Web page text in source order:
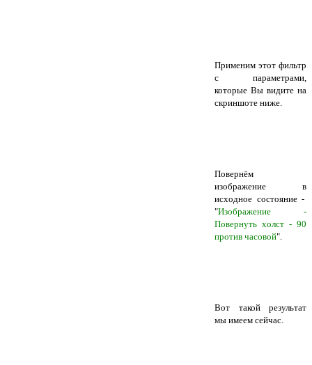
Применим этот фильтр
с параметрами,
которые Вы видите на
скриншоте ниже.
Повернём
изображение в
исходное состояние -
"Изображение -
Повернуть холст - 90
против часовой".
Вот такой результат
мы имеем сейчас.